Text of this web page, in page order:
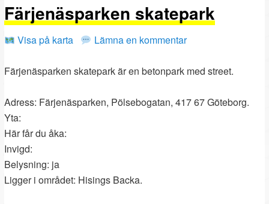
INNEHÅLL
INNEHÅLL
Färjenäsparken skatepark
Visa på karta Lämna en kommentar
Färjenäsparken skatepark är en betonpark med street.
Adress: Färjenäsparken, Pölsebogatan, 417 67 Göteborg.
Yta:
Här får du åka:
Invigd:
Belysning: ja
Ligger i området: Hisings Backa.